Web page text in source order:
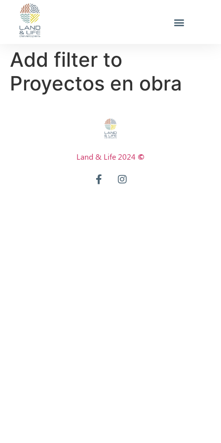
Add filter to
Proyectos en obra
Land & Life 2024 ©